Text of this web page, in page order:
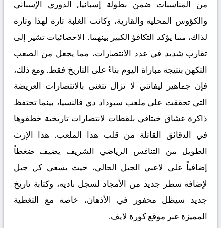
من المناسبات ضمن بطولة إسبانيا, الدوري الإسباني
والكؤوس المحلية والقارية، وكانت الغلبة تارة لهذا وتارة
لذاك، مما يؤكد التكافؤ الكبير بينهما. الاحصائيات تشير إلى
تقارب شديد في عدد الانتصارات، مما يجعل من الصعب
التكهن بنتيجة مباراة اليوم بناءً على التاريخ فقط. ومع ذلك،
فإن جماهير ليفانتي لا تزال تتغنى بالانتصارات العريضة
التي تحققت على ملعب سيوداد دي فالنسيا، بينما تحتفظ
ذاكرة عشاق خيتافي بلقطات لانتصارات تاريخية خطفوها
في الدقائق القاتلة من قلب هذا الملعب. هذا الإرث
الطويل من التنافس الرياضي الشريف يضيف ضغطاً
إضافياً على لاعبي الجيل الحالي، حيث يسعى كل جيل
لإضافة سطر جديد من الأمجاد لسجل ناديه، وكتابة تاريخ
جديد سيظل محفور في الأذهان، خاصة مع التغطية
المميزة عبر موقع كورة لايف.